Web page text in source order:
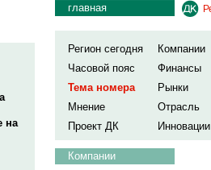
на
главная
Регион сегодня
Компании
Часовой пояс
Финансы
Тема номера
Рынки
Мнение
Отрасль
Проект ДК
Инновации
Компании